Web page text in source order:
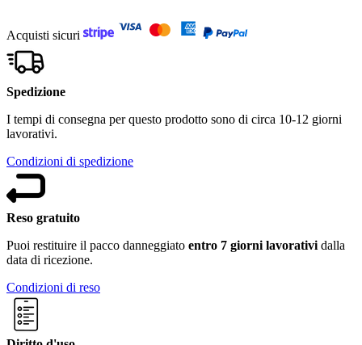
Acquisti sicuri
Spedizione
I tempi di consegna per questo prodotto sono di circa 10-12 giorni
lavorativi.
Condizioni di spedizione
Reso gratuito
Puoi restituire il pacco danneggiato entro 7 giorni lavorativi dalla
data di ricezione.
Condizioni di reso